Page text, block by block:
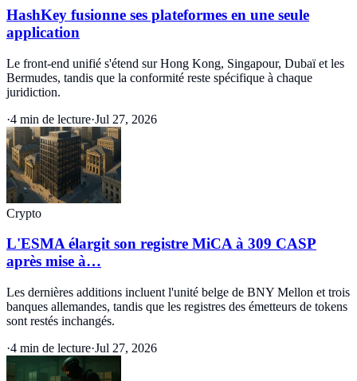
HashKey fusionne ses plateformes en une seule
application
Le front-end unifié s'étend sur Hong Kong, Singapour, Dubaï et les
Bermudes, tandis que la conformité reste spécifique à chaque
juridiction.
·4 min de lecture·Jul 27, 2026
Crypto
L'ESMA élargit son registre MiCA à 309 CASP
après mise à…
Les dernières additions incluent l'unité belge de BNY Mellon et trois
banques allemandes, tandis que les registres des émetteurs de tokens
sont restés inchangés.
·4 min de lecture·Jul 27, 2026